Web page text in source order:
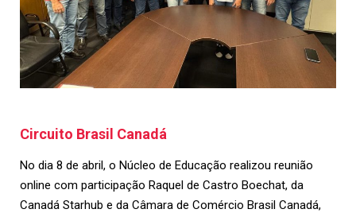
Circuito Brasil Canadá
No dia 8 de abril, o Núcleo de Educação realizou reunião
online com participação Raquel de Castro Boechat, da
Canadá Starhub e da Câmara de Comércio Brasil Canadá,